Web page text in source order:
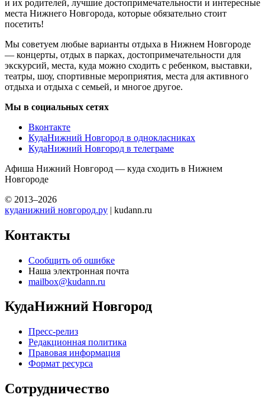
и их родителей, лучшие достопримечательности и интересные
места Нижнего Новгорода, которые обязательно стоит
посетить!
Мы советуем любые варианты отдыха в Нижнем Новгороде
— концерты, отдых в парках, достопримечательности для
экскурсий, места, куда можно сходить с ребенком, выставки,
театры, шоу, спортивные мероприятия, места для активного
отдыха и отдыха с семьей, и многое другое.
Мы в социальных сетях
Вконтакте
КудаНижний Новгород в однокласниках
КудаНижний Новгород в телеграме
Афиша Нижний Новгород — куда сходить в Нижнем
Новгороде
© 2013–2026
куданижний новгород.ру | kudann.ru
Контакты
Сообщить об ошибке
Наша электронная почта
mailbox@kudann.ru
КудаНижний Новгород
Пресс-релиз
Редакционная политика
Правовая информация
Формат ресурса
Сотрудничество